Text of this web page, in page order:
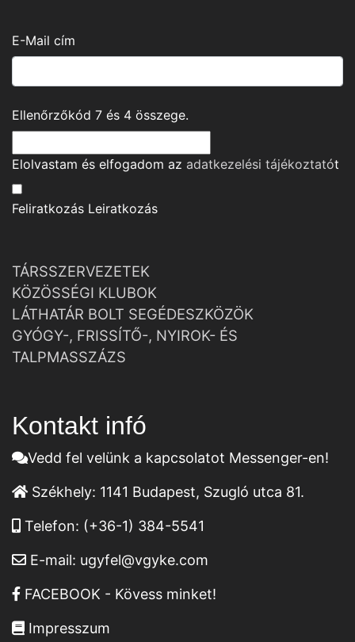
E-Mail cím
Ellenőrzőkód 7 és 4 összege.
Elolvastam és elfogadom az adatkezelési tájékoztatót
Feliratkozás Leiratkozás
TÁRSSZERVEZETEK
KÖZÖSSÉGI KLUBOK
LÁTHATÁR BOLT SEGÉDESZKÖZÖK
GYÓGY-, FRISSÍTŐ-, NYIROK- ÉS
TALPMASSZÁZS
Kontakt infó
Vedd fel velünk a kapcsolatot Messenger-en!
Székhely: 1141 Budapest, Szugló utca 81.
Telefon: (+36-1) 384-5541
E-mail: ugyfel@vgyke.com
FACEBOOK - Kövess minket!
Impresszum